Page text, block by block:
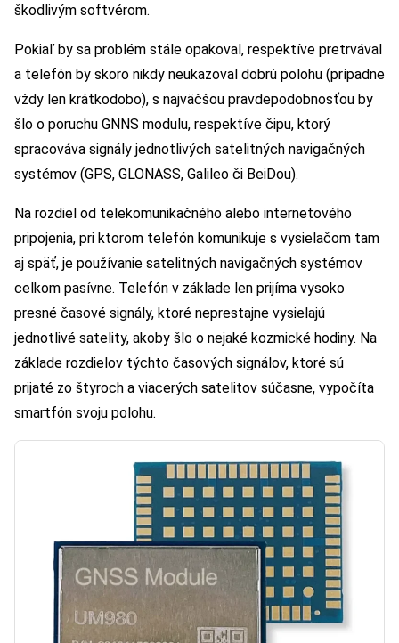
škodlivým softvérom.
Pokiaľ by sa problém stále opakoval, respektíve pretrvával
a telefón by skoro nikdy neukazoval dobrú polohu (prípadne
vždy len krátkodobo), s najväčšou pravdepodobnosťou by
šlo o poruchu GNNS modulu, respektíve čipu, ktorý
spracováva signály jednotlivých satelitných navigačných
systémov (GPS, GLONASS, Galileo či BeiDou).
Na rozdiel od telekomunikačného alebo internetového
pripojenia, pri ktorom telefón komunikuje s vysielačom tam
aj späť, je používanie satelitných navigačných systémov
celkom pasívne. Telefón v základe len prijíma vysoko
presné časové signály, ktoré neprestajne vysielajú
jednotlivé satelity, akoby šlo o nejaké kozmické hodiny. Na
základe rozdielov týchto časových signálov, ktoré sú
prijaté zo štyroch a viacerých satelitov súčasne, vypočíta
smartfón svoju polohu.